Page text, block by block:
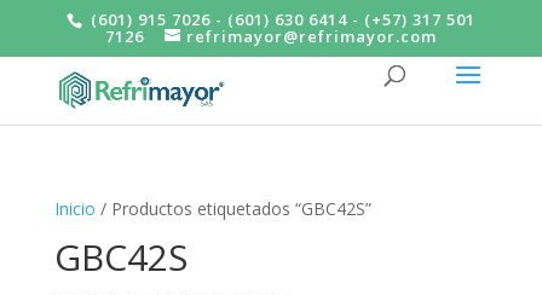
(601) 915 7026 - (601) 630 6414 - (+57) 317 501
7126 refrimayor@refrimayor.com
Inicio / Productos etiquetados “GBC42S”
GBC42S